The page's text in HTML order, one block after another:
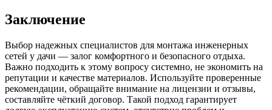
Заключение
Выбор надежных специалистов для монтажа инженерных
сетей у дачи — залог комфортного и безопасного отдыха.
Важно подходить к этому вопросу системно, не экономить на
репутации и качестве материалов. Используйте проверенные
рекомендации, обращайте внимание на лицензии и отзывы,
составляйте чёткий договор. Такой подход гарантирует